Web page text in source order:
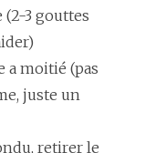
3 gouttes
a moitié (pas
juste un
retirer le